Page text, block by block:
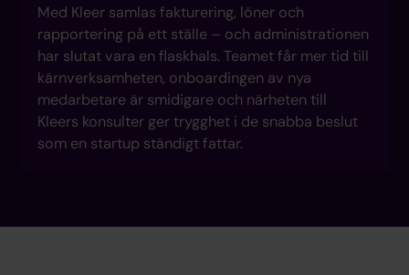
Med Kleer samlas fakturering, löner och
rapportering på ett ställe – och administrationen
har slutat vara en flaskhals. Teamet får mer tid till
kärnverksamheten, onboardingen av nya
medarbetare är smidigare och närheten till
Kleers konsulter ger trygghet i de snabba beslut
som en startup ständigt fattar.